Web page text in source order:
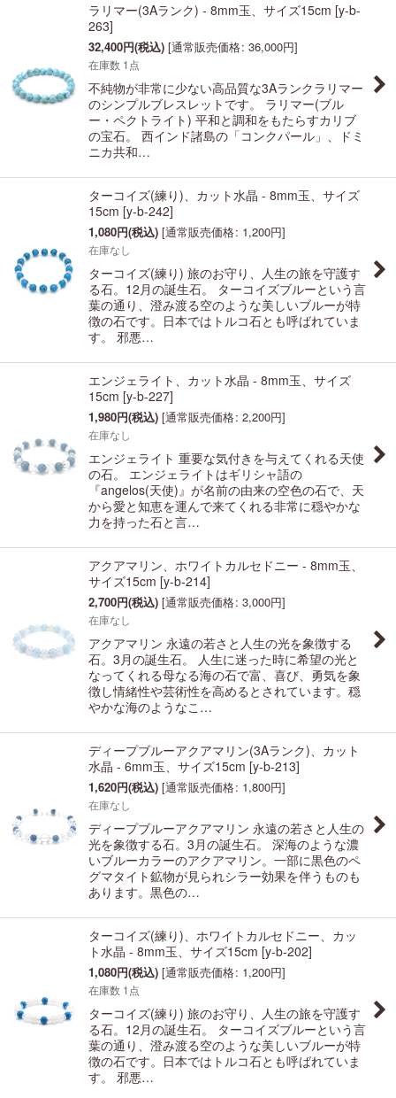
ラリマー(3Aランク) - 8mm玉、サイズ15cm [y-b-
263]
32,400円(税込) [通常販売価格: 36,000円]
在庫数 1点
不純物が非常に少ない高品質な3Aランクラリマー
のシンプルブレスレットです。 ラリマー(ブル
ー・ペクトライト) 平和と調和をもたらすカリブ
の宝石。 西インド諸島の「コンクパール」、ドミ
ニカ共和…
ターコイズ(練り)、カット水晶 - 8mm玉、サイズ
15cm [y-b-242]
1,080円(税込) [通常販売価格: 1,200円]
在庫なし
ターコイズ(練り) 旅のお守り、人生の旅を守護す
る石。12月の誕生石。 ターコイズブルーという言
葉の通り、澄み渡る空のような美しいブルーが特
徴の石です。日本ではトルコ石とも呼ばれていま
す。 邪悪…
エンジェライト、カット水晶 - 8mm玉、サイズ
15cm [y-b-227]
1,980円(税込) [通常販売価格: 2,200円]
在庫なし
エンジェライト 重要な気付きを与えてくれる天使
の石。 エンジェライトはギリシャ語の
『angelos(天使)』が名前の由来の空色の石で、天
から愛と知恵を運んで来てくれる非常に穏やかな
力を持った石と言…
アクアマリン、ホワイトカルセドニー - 8mm玉、
サイズ15cm [y-b-214]
2,700円(税込) [通常販売価格: 3,000円]
在庫なし
アクアマリン 永遠の若さと人生の光を象徴する
石。3月の誕生石。 人生に迷った時に希望の光と
なってくれる母なる海の石で富、喜び、勇気を象
徴し情緒性や芸術性を高めるとされています。穏
やかな海のようなこ…
ディープブルーアクアマリン(3Aランク)、カット
水晶 - 6mm玉、サイズ15cm [y-b-213]
1,620円(税込) [通常販売価格: 1,800円]
在庫なし
ディープブルーアクアマリン 永遠の若さと人生の
光を象徴する石。3月の誕生石。 深海のような濃
いブルーカラーのアクアマリン。一部に黒色のペ
グマタイト鉱物が見られシラー効果を伴うものも
あります。黒色の…
ターコイズ(練り)、ホワイトカルセドニー、カッ
ト水晶 - 8mm玉、サイズ15cm [y-b-202]
1,080円(税込) [通常販売価格: 1,200円]
在庫数 1点
ターコイズ(練り) 旅のお守り、人生の旅を守護す
る石。12月の誕生石。 ターコイズブルーという言
葉の通り、澄み渡る空のような美しいブルーが特
徴の石です。日本ではトルコ石とも呼ばれていま
す。 邪悪…